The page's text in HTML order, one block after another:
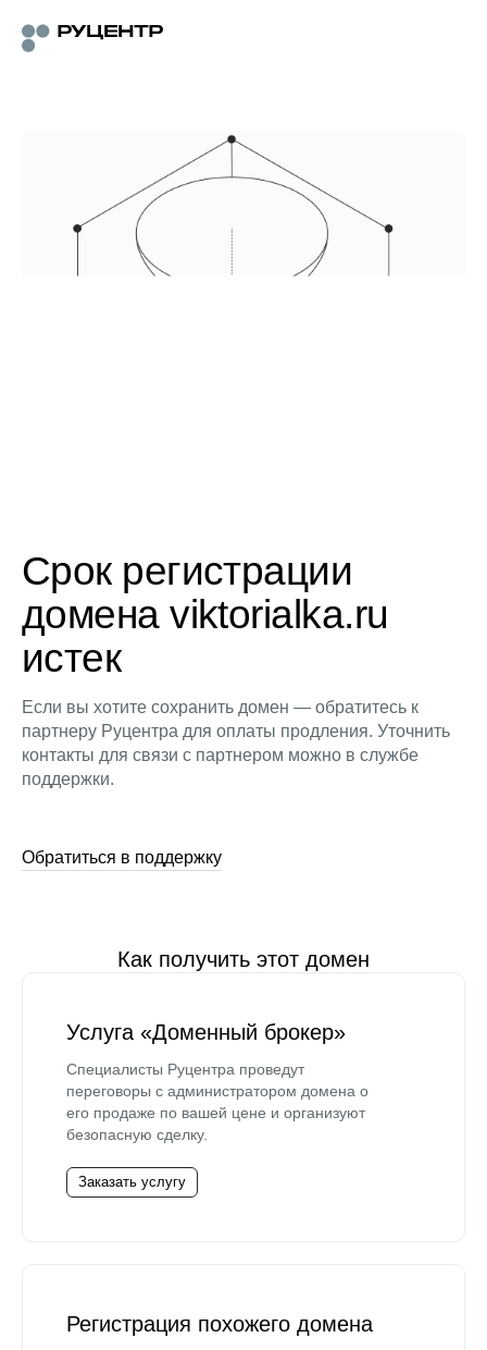
Срок регистрации
домена viktorialka.ru
истек
Если вы хотите сохранить домен — обратитесь к
партнеру Руцентра для оплаты продления. Уточнить
контакты для связи с партнером можно в службе
поддержки.
Обратиться в поддержку
Как получить этот домен
Услуга «Доменный брокер»
Специалисты Руцентра проведут
переговоры с администратором домена о
его продаже по вашей цене и организуют
безопасную сделку.
Заказать услугу
Регистрация похожего домена